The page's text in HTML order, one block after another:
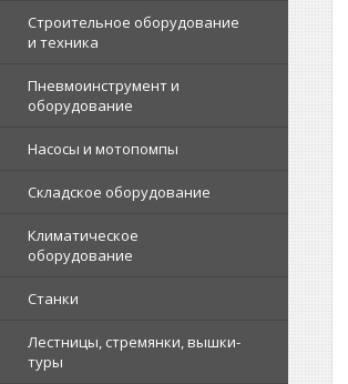
Строительное оборудование
и техника
Пневмоинструмент и
оборудование
Насосы и мотопомпы
Складское оборудование
Климатическое
оборудование
Станки
Лестницы, стремянки, вышки-
туры